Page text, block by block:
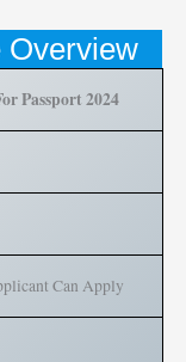
Overview
Passport 2024
Can Apply